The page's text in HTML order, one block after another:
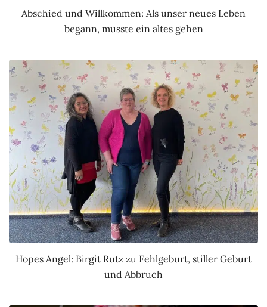
Abschied und Willkommen: Als unser neues Leben
begann, musste ein altes gehen
Hopes Angel: Birgit Rutz zu Fehlgeburt, stiller Geburt
und Abbruch